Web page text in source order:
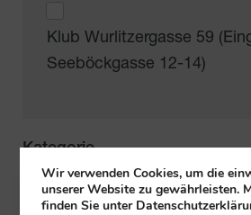
Klub Wurlitzergasse 59
Seeböckgasse 12-14)
Kategorie
Ausflug Senior*innen
Wir verwenden Cookies, um die
unserer Website zu gewährleisten.
finden Sie unter